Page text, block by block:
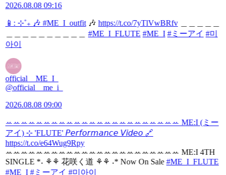
2026.08.08 09:16
📱: ⊹˚₊ 🎶#ME_I_outfit🎶https://t.co/7yTlVwBRfv＿＿＿＿＿
＿＿＿＿＿＿＿＿＿＿#ME_I_FLUTE #ME_I #ミーアイ #미
아이
official__ME_I_
@official__me_i_
2026.08.08 09:00
ꕀꕀꕀꕀꕀꕀꕀꕀꕀꕀꕀꕀꕀꕀꕀꕀꕀꕀꕀꕀꕀꕀꕀ ME:I (ミー
アイ) ⊹ 'FLUTE' 𝘗𝘦𝘳𝘧𝘰𝘳𝘮𝘢𝘯𝘤𝘦 𝘝𝘪𝘥𝘦𝘰 🔗
https://t.co/e64Wug9Rpy
ꕀꕀꕀꕀꕀꕀꕀꕀꕀꕀꕀꕀꕀꕀꕀꕀꕀꕀꕀꕀꕀꕀꕀ ︎ME:I 4TH
SINGLE *˖ ⚘⚘ 花咲く道 ⚘⚘ ˖* Now On Sale#ME_I_FLUTE
#ME_I #ミーアイ #미아이